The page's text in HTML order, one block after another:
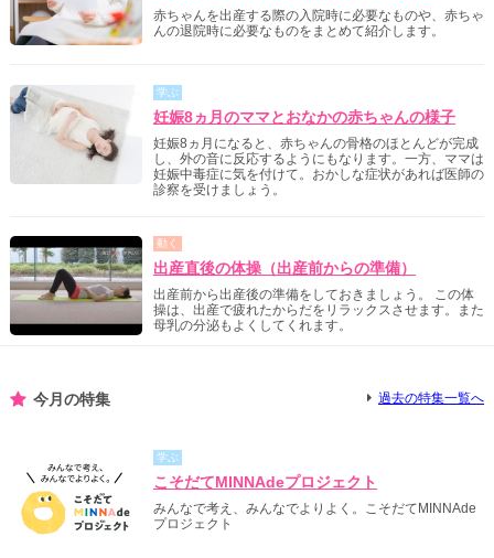
赤ちゃんを出産する際の入院時に必要なものや、赤ちゃ
んの退院時に必要なものをまとめて紹介します。
学ぶ
妊娠8ヵ月のママとおなかの赤ちゃんの様子
妊娠8ヵ月になると、赤ちゃんの骨格のほとんどが完成
し、外の音に反応するようにもなります。一方、ママは
妊娠中毒症に気を付けて。おかしな症状があれば医師の
診察を受けましょう。
動く
出産直後の体操（出産前からの準備）
出産前から出産後の準備をしておきましょう。 この体
操は、出産で疲れたからだをリラックスさせます。また
母乳の分泌もよくしてくれます。
今月の特集 過去の特集一覧へ
学ぶ
こそだてMINNAdeプロジェクト
みんなで考え、みんなでよりよく。こそだてMINNAde
プロジェクト